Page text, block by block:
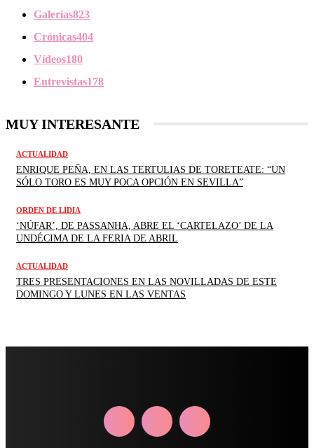
Galerías823
Crónicas404
Vídeos180
Entrevistas178
MUY INTERESANTE
ACTUALIDAD
ENRIQUE PEÑA, EN LAS TERTULIAS DE TORETEATE: “UN
SÓLO TORO ES MUY POCA OPCIÓN EN SEVILLA”
ORDEN DE LIDIA
‘NÚFAR’, DE PASSANHA, ABRE EL ‘CARTELAZO’ DE LA
UNDÉCIMA DE LA FERIA DE ABRIL
ACTUALIDAD
TRES PRESENTACIONES EN LAS NOVILLADAS DE ESTE
DOMINGO Y LUNES EN LAS VENTAS